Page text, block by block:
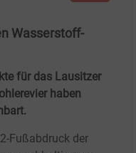
Wasserstoff-
für das Lausitzer
haben
Fußabdruck der